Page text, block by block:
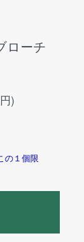
ローチ
)
の１個限